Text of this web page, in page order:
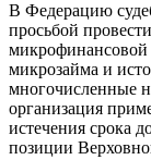
В Федерацию
просьбой
микрофинансовой
микрозайма и
многочисленные
организация
истечения срока
позиции